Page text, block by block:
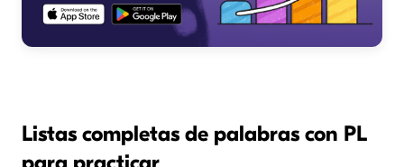
Listas completas de palabras con PL